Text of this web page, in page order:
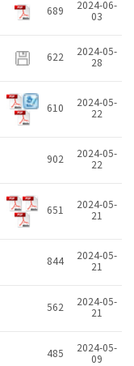
689
2024-06-
03
622
2024-05-
28
610
2024-05-
22
902
2024-05-
22
651
2024-05-
21
844
2024-05-
21
562
2024-05-
21
485
2024-05-
09